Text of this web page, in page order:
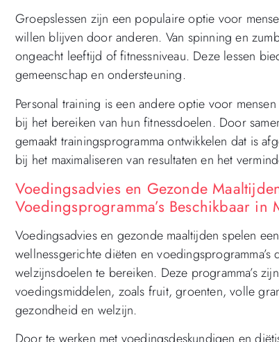
Groepslessen zijn een populaire optie voor
willen blijven door anderen. Van spinning en
ongeacht leeftijd of fitnessniveau. Deze lessen
gemeenschap en ondersteuning.
Personal training is een andere optie voor
bij het bereiken van hun fitnessdoelen. Door
gemaakt trainingsprogramma ontwikkelen dat is
bij het maximaliseren van resultaten en het
Voedingsadvies en Gezonde
Voedingsprogramma’s Beschikbaar in
Voedingsadvies en gezonde maaltijden spelen
wellnessgerichte diëten en
welzijnsdoelen te bereiken. Deze programma’s
voedingsmiddelen, zoals fruit, groenten, volle
gezondheid en welzijn.